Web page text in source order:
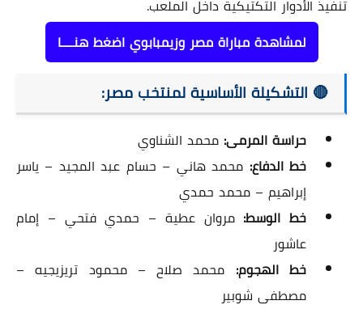
تنفيذ الأدوار التكتيكية داخل الملعب.
لمشاهدة مباراة مصر وزيمبابوي اضغط هنــــا
🔴 التشكيلة الأساسية لمنتخب مصر:
حراسة المرمى: محمد الشناوي
خط الدفاع: محمد هاني – حسام عبد المجيد – ياسر
إبراهيم – محمد حمدي
خط الوسط: مروان عطية – حمدي فتحي – إمام
عاشور
خط الهجوم: محمد صلاح – محمود تريزيجيه –
مصطفى شوبير